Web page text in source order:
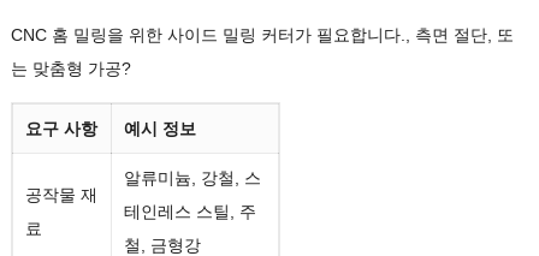
CNC 홈 밀링을 위한 사이드 밀링 커터가 필요합니다., 측면 절단, 또
는 맞춤형 가공?
요구 사항 예시 정보
공작물 재
료
알류미늄, 강철, 스
테인레스 스틸, 주
철, 금형강